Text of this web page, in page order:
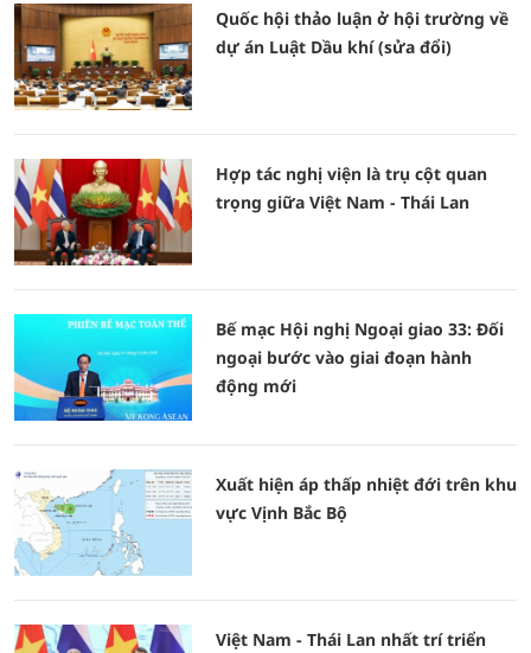
Quốc hội thảo luận ở hội trường về
dự án Luật Dầu khí (sửa đổi)
Hợp tác nghị viện là trụ cột quan
trọng giữa Việt Nam - Thái Lan
Bế mạc Hội nghị Ngoại giao 33: Đối
ngoại bước vào giai đoạn hành
động mới
Xuất hiện áp thấp nhiệt đới trên khu
vực Vịnh Bắc Bộ
Việt Nam - Thái Lan nhất trí triển